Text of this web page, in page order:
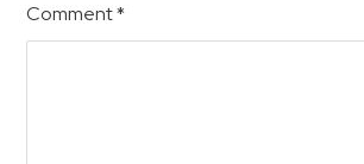
Comment*